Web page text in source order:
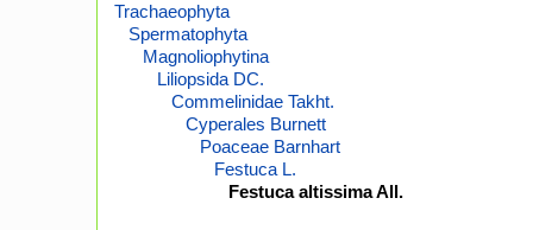
Trachaeophyta
Spermatophyta
Magnoliophytina
Liliopsida DC.
Commelinidae Takht.
Cyperales Burnett
Poaceae Barnhart
Festuca L.
Festuca altissima All.